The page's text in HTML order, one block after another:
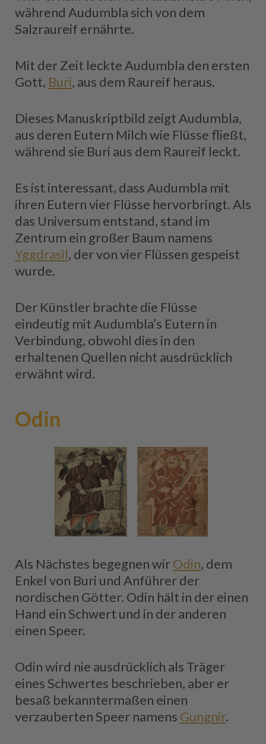
während Audumbla sich von dem
Salzraureif ernährte.
Mit der Zeit leckte Audumbla den ersten
Gott, Buri, aus dem Raureif heraus.
Dieses Manuskriptbild zeigt Audumbla,
aus deren Eutern Milch wie Flüsse fließt,
während sie Buri aus dem Raureif leckt.
Es ist interessant, dass Audumbla mit
ihren Eutern vier Flüsse hervorbringt. Als
das Universum entstand, stand im
Zentrum ein großer Baum namens
Yggdrasil, der von vier Flüssen gespeist
wurde.
Der Künstler brachte die Flüsse
eindeutig mit Audumbla’s Eutern in
Verbindung, obwohl dies in den
erhaltenen Quellen nicht ausdrücklich
erwähnt wird.
Odin
Als Nächstes begegnen wirOdin, dem
Enkel von Buri und Anführer der
nordischen Götter. Odin hält in der einen
Hand ein Schwert und in der anderen
einen Speer.
Odin wird nie ausdrücklich als Träger
eines Schwertes beschrieben, aber er
besaß bekanntermaßen einen
verzauberten Speer namens Gungnir.